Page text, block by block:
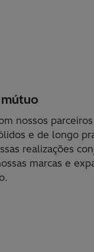
nossos parceiros
e de longo
realizações
marcas e